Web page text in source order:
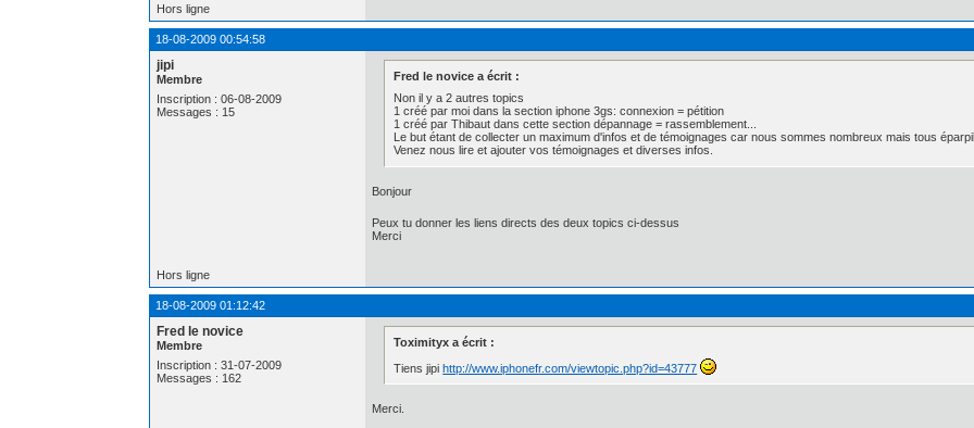
Hors ligne
18-08-2009 00:54:58
jipi
Membre
Inscription : 06-08-2009
Messages : 15
Fred le novice a écrit :
Non il y a 2 autres topics
1 créé par moi dans la section iphone 3gs: connexion = pétition
1 créé par Thibaut dans cette section dépannage = rassemblement...
Le but étant de collecter un maximum d'infos et de témoignages car nous sommes nombreux mais tous
Venez nous lire et ajouter vos témoignages et diverses infos.
Bonjour
Peux tu donner les liens directs des deux topics ci-dessus
Merci
Hors ligne
18-08-2009 01:12:42
Fred le novice
Membre
Inscription : 31-07-2009
Messages : 162
Toximityx a écrit :
Tiens jipihttp://www.iphonefr.com/viewtopic.php?id=43777
Merci.